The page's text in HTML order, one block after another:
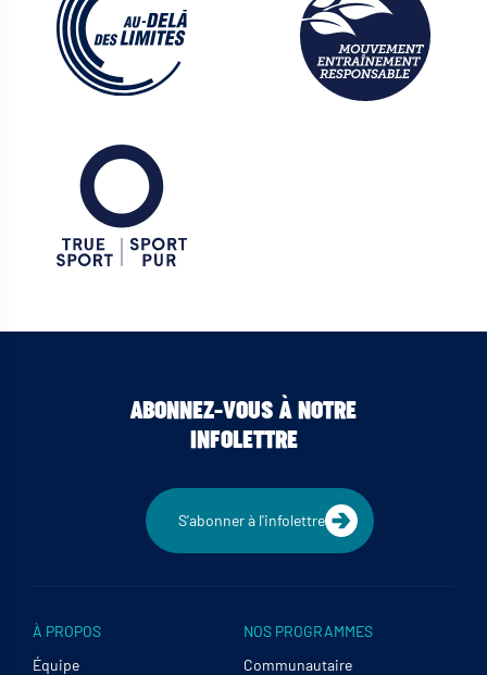
ABONNEZ-VOUS À NOTRE
INFOLETTRE
S'abonner à l'infolettre
À PROPOS
Équipe
NOS PROGRAMMES
Communautaire